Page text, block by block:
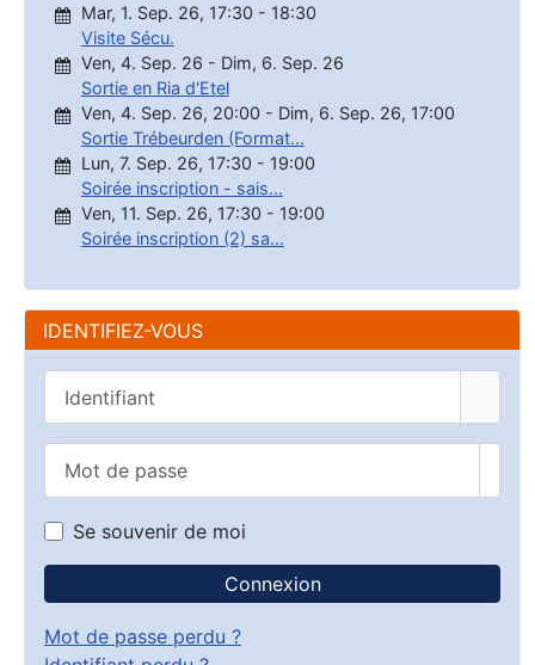
Mar, 1. Sep. 26, 17:30 - 18:30
Visite Sécu.
Ven, 4. Sep. 26 - Dim, 6. Sep. 26
Sortie en Ria d'Etel
Ven, 4. Sep. 26, 20:00 - Dim, 6. Sep. 26, 17:00
Sortie Trébeurden (Format...
Lun, 7. Sep. 26, 17:30 - 19:00
Soirée inscription - sais...
Ven, 11. Sep. 26, 17:30 - 19:00
Soirée inscription (2) sa...
IDENTIFIEZ-VOUS
Se souvenir de moi
Connexion
Mot de passe perdu ?